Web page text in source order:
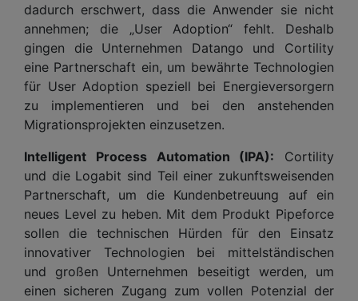
dadurch erschwert, dass die Anwender sie nicht
annehmen; die „User Adoption“ fehlt. Deshalb
gingen die Unternehmen Datango und Cortility
eine Partnerschaft ein, um bewährte Technologien
für User Adoption speziell bei Energieversorgern
zu implementieren und bei den anstehenden
Migrationsprojekten einzusetzen.
Intelligent Process Automation (IPA): Cortility
und die Logabit sind Teil einer zukunftsweisenden
Partnerschaft, um die Kundenbetreuung auf ein
neues Level zu heben. Mit dem Produkt Pipeforce
sollen die technischen Hürden für den Einsatz
innovativer Technologien bei mittelständischen
und großen Unternehmen beseitigt werden, um
einen sicheren Zugang zum vollen Potenzial der